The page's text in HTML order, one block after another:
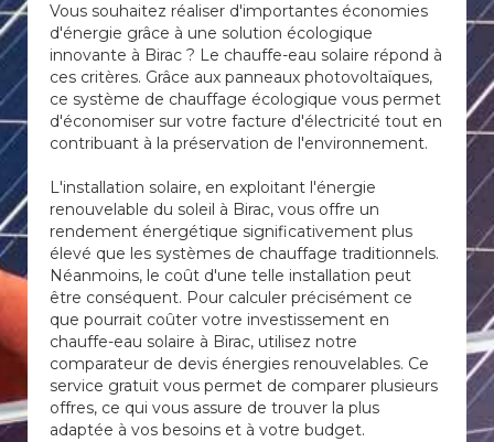
Vous souhaitez réaliser d'importantes économies
d'énergie grâce à une solution écologique
innovante à Birac ? Le chauffe-eau solaire répond à
ces critères. Grâce aux panneaux photovoltaïques,
ce système de chauffage écologique vous permet
d'économiser sur votre facture d'électricité tout en
contribuant à la préservation de l'environnement.
L'installation solaire, en exploitant l'énergie
renouvelable du soleil à Birac, vous offre un
rendement énergétique significativement plus
élevé que les systèmes de chauffage traditionnels.
Néanmoins, le coût d'une telle installation peut
être conséquent. Pour calculer précisément ce
que pourrait coûter votre investissement en
chauffe-eau solaire à Birac, utilisez notre
comparateur de devis énergies renouvelables. Ce
service gratuit vous permet de comparer plusieurs
offres, ce qui vous assure de trouver la plus
adaptée à vos besoins et à votre budget.